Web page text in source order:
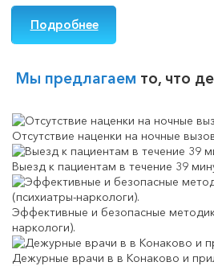
Подробнее
Мы предлагаем то, что
Отсутствие наценки на ночные
Выезд к пациентам в течение 39
Эффективные и безопасные
наркологи).
Дежурные врачи в в Конаково и